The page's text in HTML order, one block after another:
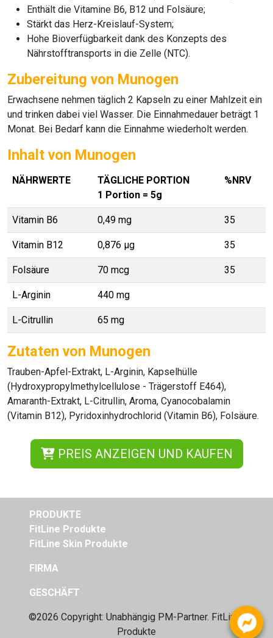
Enthält die Vitamine B6, B12 und Folsäure;
Stärkt das Herz-Kreislauf-System;
Hohe Bioverfügbarkeit dank des Konzepts des
Nährstofftransports in die Zelle (NTC).
Zubereitung von Munogen
Erwachsene nehmen täglich 2 Kapseln zu einer Mahlzeit ein
und trinken dabei viel Wasser. Die Einnahmedauer beträgt 1
Monat. Bei Bedarf kann die Einnahme wiederholt werden.
Inhalt von Munogen
NÄHRWERTE
TÄGLICHE PORTION
1 Portion = 5g
%NRV
Vitamin B6 0,49 mg 35
Vitamin B12 0,876 μg 35
Folsäure 70 mcg 35
L-Arginin 440 mg
L-Citrullin 65 mg
Zutaten von Munogen
Trauben-Apfel-Extrakt, L-Arginin, Kapselhülle
(Hydroxypropylmethylcellulose - Trägerstoff E464),
Amaranth-Extrakt, L-Citrullin, Aroma, Cyanocobalamin
(Vitamin B12), Pyridoxinhydrochlorid (Vitamin B6), Folsäure.
PREIS ANZEIGEN UND KAUFEN
PRODUKTE
FitLine Produkte
FitLine Skin Produkte
FIRMA
GESCHÄFT
©2026 Copyright: Unabhängig PM-Partner. FitLine-
Produkte